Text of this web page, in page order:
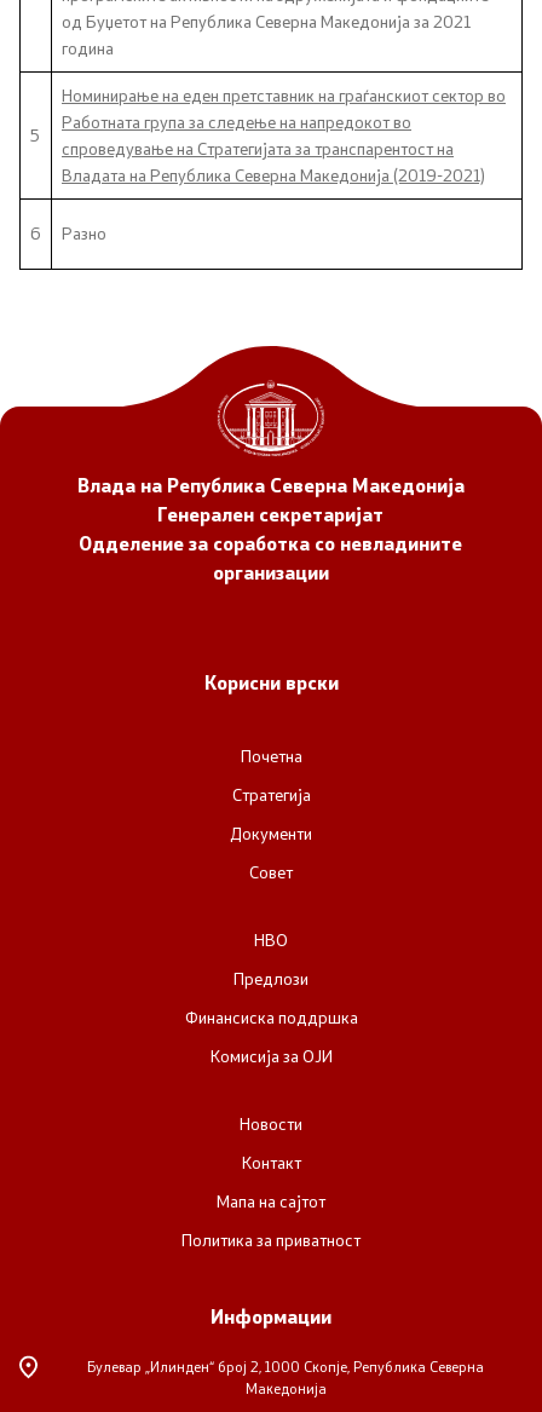
Предлози
Предлози по години
Дијалог меѓу Владата и граѓанскиот сектор
организации
од Буџетот на Република Северна Македонија за 2021
година
5
Номинирање на еден претставник на граѓанскиот сектор во
Работната група за следење на напредокот во
спроведување на Стратегијата за транспарентост на
Владата на Република Северна Македонија (2019-2021)
6 Разно
Влада на Република Северна Македонија
Генерален секретаријат
Одделение за соработка со невладините
организации
Корисни врски
Почетна
Стратегија
Документи
Совет
НВО
Предлози
Финансиска поддршка
Комисија за ОЈИ
Новости
Контакт
Мапа на сајтот
Политика за приватност
Информации
Булевар „Илинден“ број 2, 1000 Скопје, Република Северна
Македонија